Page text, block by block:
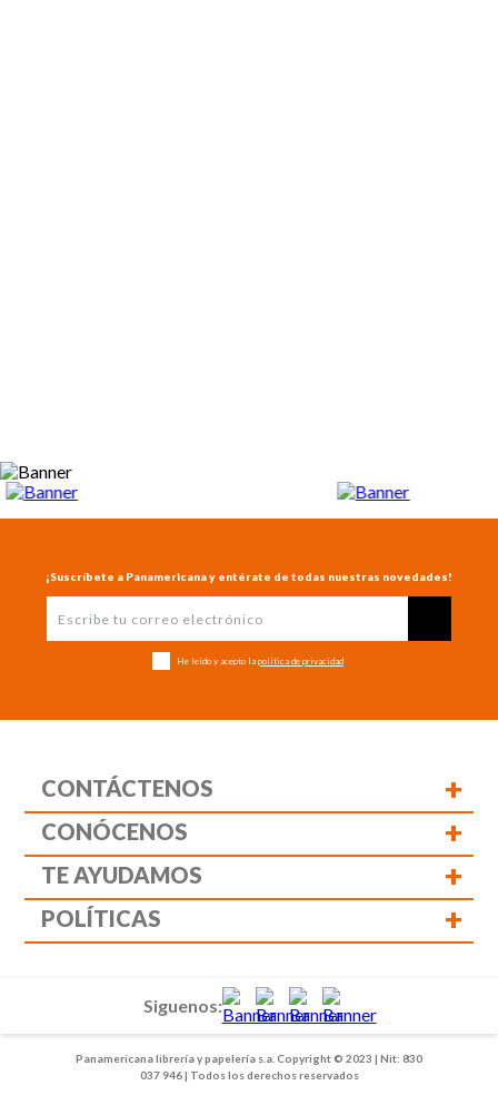
¡Suscríbete a Panamericana y entérate de todas nuestras novedades!
He leído y acepto la política de privacidad
CONTÁCTENOS +
CONÓCENOS +
TE AYUDAMOS +
POLÍTICAS +
Panamericana librería y papelería s.a. Copyright © 2023 | Nit: 830
037 946 | Todos los derechos reservados
Siguenos: